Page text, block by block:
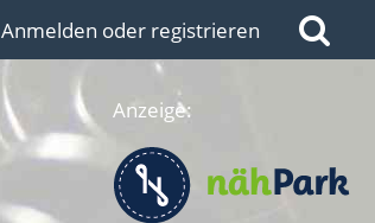
Anmelden oder registrieren
Anzeige: